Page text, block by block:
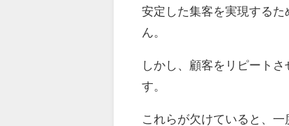
安定した集客を実現する
ん。
しかし、顧客をリピート
す。
これらが欠けていると、